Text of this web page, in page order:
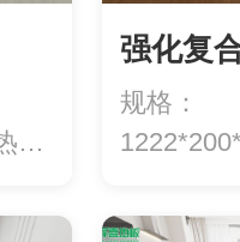
专
强化复
规格：